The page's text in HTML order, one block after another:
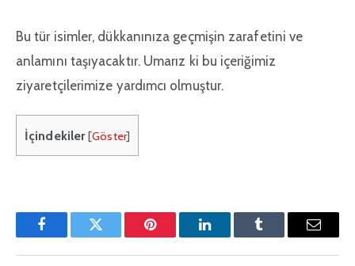
Bu tür isimler, dükkanınıza geçmişin zarafetini ve
anlamını taşıyacaktır. Umarız ki bu içeriğimiz
ziyaretçilerimize yardımcı olmuştur.
İçindekiler [Göster]
FacebookTwitter Pinterest'inLinkedInTumblr
E-